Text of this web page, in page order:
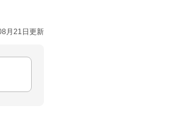
月21日 更新